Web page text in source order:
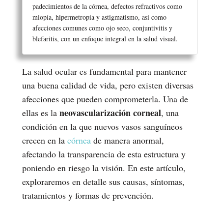
padecimientos de la córnea, defectos refractivos como
miopía, hipermetropía y astigmatismo, así como
afecciones comunes como ojo seco, conjuntivitis y
blefaritis, con un enfoque integral en la salud visual.
La salud ocular es fundamental para mantener
una buena calidad de vida, pero existen diversas
afecciones que pueden comprometerla. Una de
ellas es la neovascularización corneal, una
condición en la que nuevos vasos sanguíneos
crecen en la córneade manera anormal,
afectando la transparencia de esta estructura y
poniendo en riesgo la visión. En este artículo,
exploraremos en detalle sus causas, síntomas,
tratamientos y formas de prevención.